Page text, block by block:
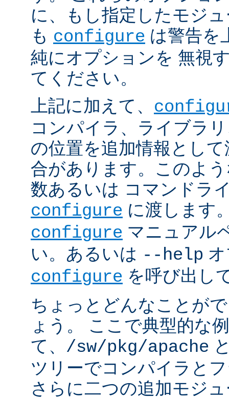
に、もし指定したモジ
も configure は警告を
純にオプションを 無視
てください。
上記に加えて、
コンパイラ、ライブラ
の位置を追加情報とし
合があります。このよ
数あるいは コマンドラ
configure に渡します
configure マニュアル
い。あるいは --help
configure を呼び出し
ちょっとどんなことが
ょう。 ここで典型的な
て、 /sw/pkg/apache
ツリーでコンパイラと
さらに二つの追加モジ